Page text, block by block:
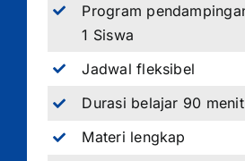
Program
1 Siswa
Jadwal fleksibel
Durasi belajar 90 menit
Materi lengkap